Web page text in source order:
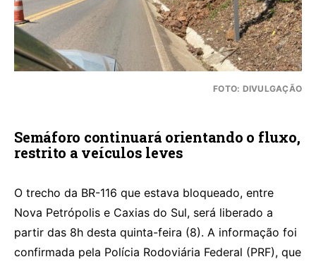
FOTO: DIVULGAÇÃO
Semáforo continuará orientando o fluxo,
restrito a veículos leves
O trecho da BR-116 que estava bloqueado, entre
Nova Petrópolis e Caxias do Sul, será liberado a
partir das 8h desta quinta-feira (8). A informação foi
confirmada pela Polícia Rodoviária Federal (PRF), que